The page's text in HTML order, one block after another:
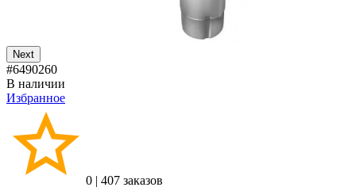
Next
#6490260
В наличии
Избранное
0 | 407 заказов